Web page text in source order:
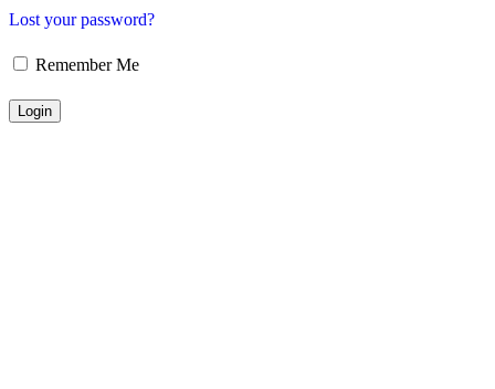
Lost your password?
Remember Me